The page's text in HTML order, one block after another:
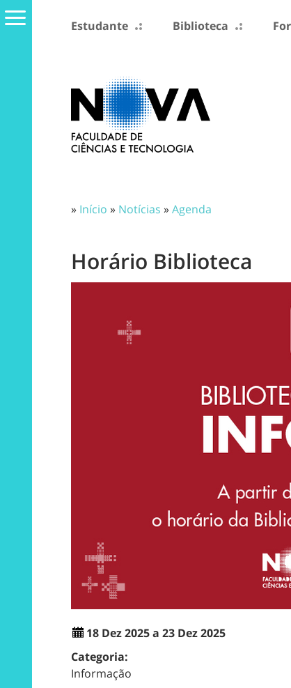
Estudante Biblioteca
» Início » Notícias »Agenda
Horário Biblioteca
18 Dez 2025 a 23 Dez 2025
Categoria:
Informação